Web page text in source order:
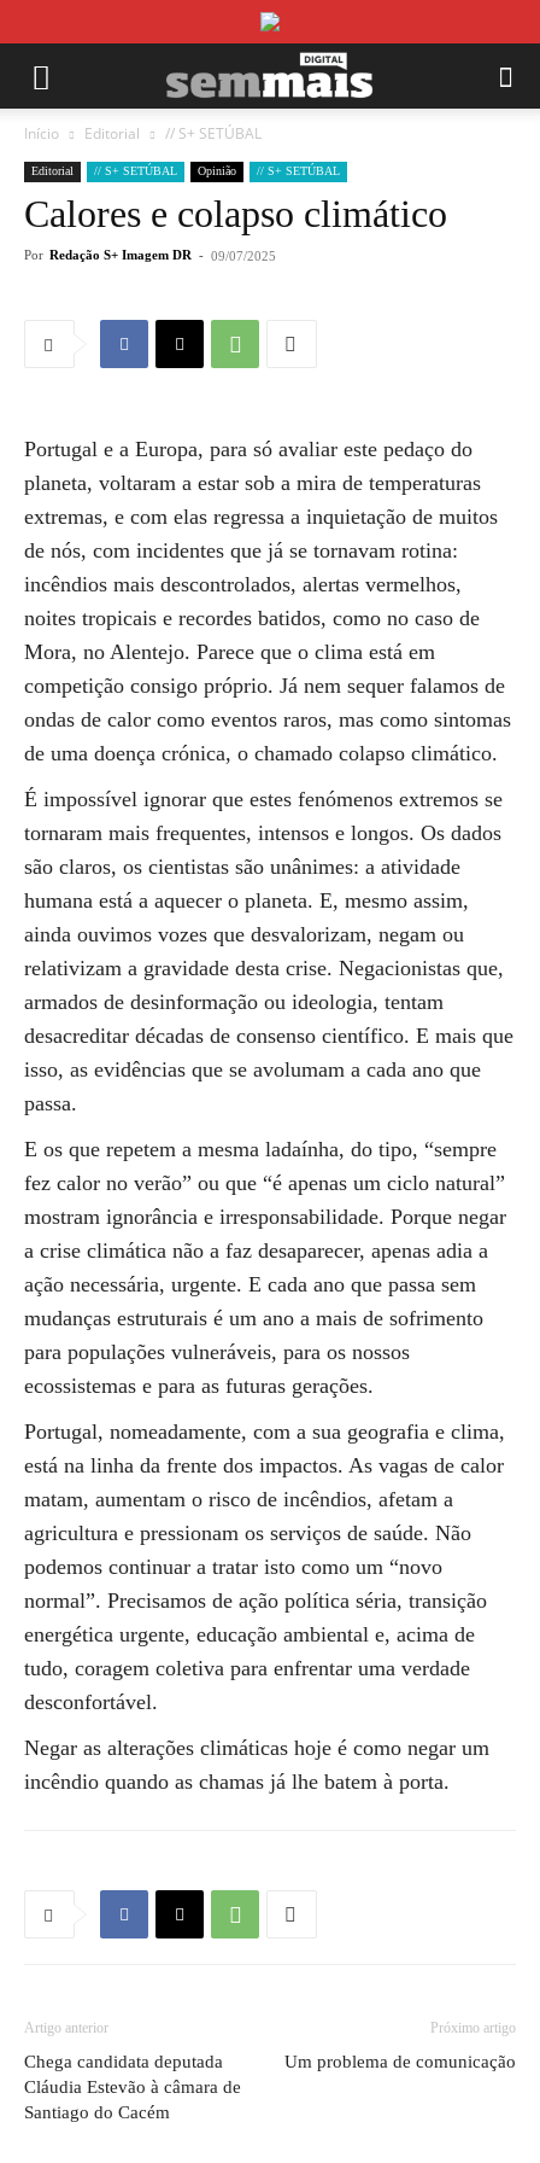
Início Editorial // S+ SETÚBAL
Editorial // S+ SETÚBAL Opinião // S+ SETÚBAL
Calores e colapso climático
Por Redação S+ Imagem DR - 09/07/2025
Portugal e a Europa, para só avaliar este pedaço do
planeta, voltaram a estar sob a mira de temperaturas
extremas, e com elas regressa a inquietação de muitos
de nós, com incidentes que já se tornavam rotina:
incêndios mais descontrolados, alertas vermelhos,
noites tropicais e recordes batidos, como no caso de
Mora, no Alentejo. Parece que o clima está em
competição consigo próprio. Já nem sequer falamos de
ondas de calor como eventos raros, mas como sintomas
de uma doença crónica, o chamado colapso climático.
É impossível ignorar que estes fenómenos extremos se
tornaram mais frequentes, intensos e longos. Os dados
são claros, os cientistas são unânimes: a atividade
humana está a aquecer o planeta. E, mesmo assim,
ainda ouvimos vozes que desvalorizam, negam ou
relativizam a gravidade desta crise. Negacionistas que,
armados de desinformação ou ideologia, tentam
desacreditar décadas de consenso científico. E mais que
isso, as evidências que se avolumam a cada ano que
passa.
E os que repetem a mesma ladaínha, do tipo, “sempre
fez calor no verão” ou que “é apenas um ciclo natural”
mostram ignorância e irresponsabilidade. Porque negar
a crise climática não a faz desaparecer, apenas adia a
ação necessária, urgente. E cada ano que passa sem
mudanças estruturais é um ano a mais de sofrimento
para populações vulneráveis, para os nossos
ecossistemas e para as futuras gerações.
Portugal, nomeadamente, com a sua geografia e clima,
está na linha da frente dos impactos. As vagas de calor
matam, aumentam o risco de incêndios, afetam a
agricultura e pressionam os serviços de saúde. Não
podemos continuar a tratar isto como um “novo
normal”. Precisamos de ação política séria, transição
energética urgente, educação ambiental e, acima de
tudo, coragem coletiva para enfrentar uma verdade
desconfortável.
Negar as alterações climáticas hoje é como negar um
incêndio quando as chamas já lhe batem à porta.
Artigo anterior
Chega candidata deputada
Cláudia Estevão à câmara de
Santiago do Cacém
Próximo artigo
Um problema de comunicação